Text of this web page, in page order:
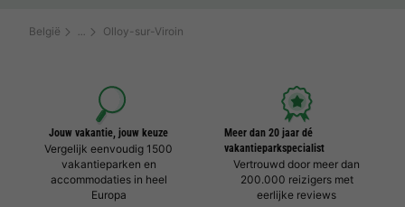
België Olloy-sur-Viroin
Jouw vakantie, jouw keuze
Vergelijk eenvoudig 1500
vakantieparken en
accommodaties in heel
Europa
Meer dan 20 jaar dé
vakantieparkspecialist
Vertrouwd door meer dan
200.000 reizigers met
eerlijke reviews